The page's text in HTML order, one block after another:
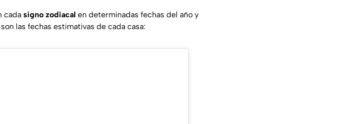
cada signo zodiacal en determinadas fechas del año y
las fechas estimativas de cada casa: